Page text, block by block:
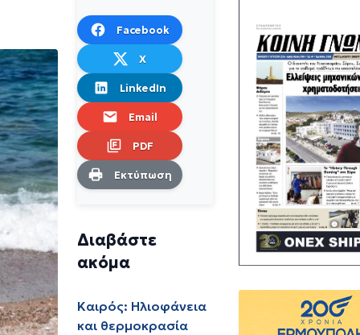
Facebook
X
LinkedIn
Email
PDF
Εκτύπωση
Διαβάστε
ακόμα
Καιρός: Ηλιοφάνεια
και θερμοκρασία